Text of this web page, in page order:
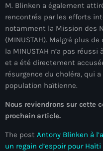
décembre 2024
novembre 2024
octobre 2024
septembre 2024
août 2024
juillet 2024
mai 2024
M. Blinken a également
rencontrés par les efforts
notamment la Mission des
(MINUSTAH). Malgré plus
la MINUSTAH n’a pas
et a été directement
résurgence du choléra, qui
population haïtienne.
Nous reviendrons sur cette
prochain article.
The post Antony Blinken à
un regain d’espoir pour